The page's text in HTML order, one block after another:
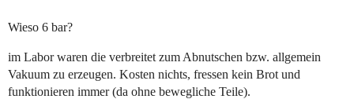
Wieso 6 bar?
im Labor waren die verbreitet zum Abnutschen bzw. allgemein
Vakuum zu erzeugen. Kosten nichts, fressen kein Brot und
funktionieren immer (da ohne bewegliche Teile).